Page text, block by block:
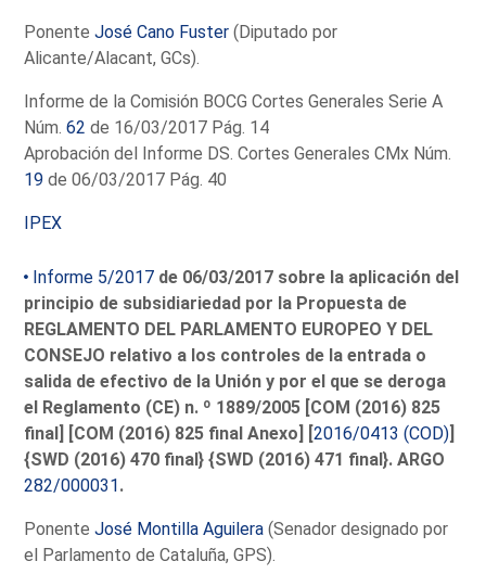
PonenteJosé Cano Fuster (Diputado por
Alicante/Alacant, GCs).
Informe de la Comisión BOCG Cortes Generales Serie A
Núm.62 de 16/03/2017 Pág. 14
Aprobación del Informe DS. Cortes Generales CMx Núm.
19 de 06/03/2017 Pág. 40
IPEX
Informe 5/2017 de 06/03/2017 sobre la aplicación del
principio de subsidiariedad por la Propuesta de
REGLAMENTO DEL PARLAMENTO EUROPEO Y DEL
CONSEJO relativo a los controles de la entrada o
salida de efectivo de la Unión y por el que se deroga
el Reglamento (CE) n. º 1889/2005 [COM (2016) 825
final] [COM (2016) 825 final Anexo] [2016/0413 (COD)]
{SWD (2016) 470 final} {SWD (2016) 471 final}. ARGO
282/000031.
PonenteJosé Montilla Aguilera (Senador designado por
el Parlamento de Cataluña, GPS).